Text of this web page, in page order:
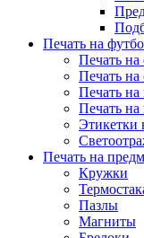
Печать на
Печать на
Печать
Печать
Печать на
Этикетки
Печать на
Кружки
Пазлы
Магниты